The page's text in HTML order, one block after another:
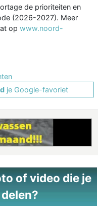
de prioriteiten en
(2026-2027). Meer
op www.noord-
je Google-favoriet
of video die je